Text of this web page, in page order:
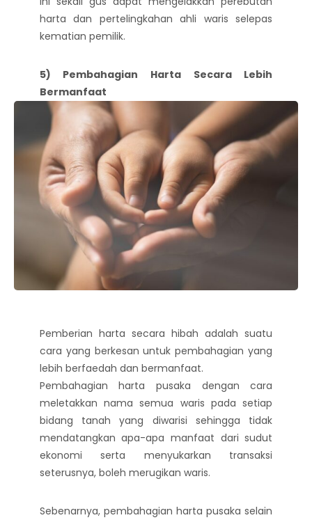
harta dan pertelingkahan ahli waris selepas
kematian pemilik.
5) Pembahagian Harta Secara Lebih
Bermanfaat
Pemberian harta secara hibah adalah suatu
cara yang berkesan untuk pembahagian yang
lebih berfaedah dan bermanfaat.
Pembahagian harta pusaka dengan cara
meletakkan nama semua waris pada setiap
bidang tanah yang diwarisi sehingga tidak
mendatangkan apa-apa manfaat dari sudut
ekonomi serta menyukarkan transaksi
seterusnya, boleh merugikan waris.
Sebenarnya, pembahagian harta pusaka selain